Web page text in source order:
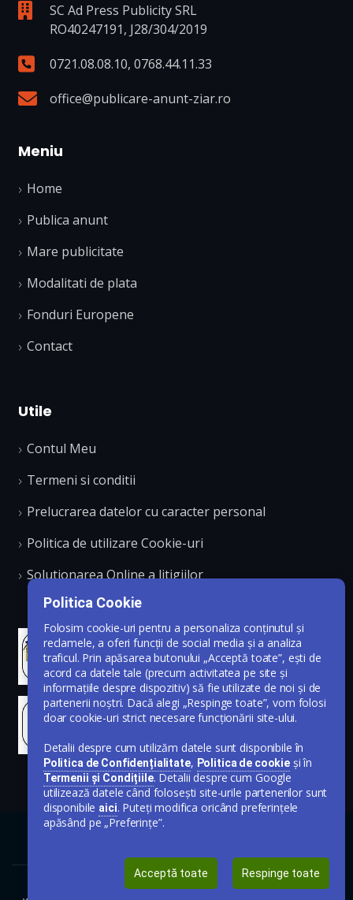
SC Ad Press Publicity SRL
RO40247191, J28/304/2019
0721.08.08.10, 0768.44.11.33
office@publicare-anunt-ziar.ro
Meniu
Home
Publica anunt
Mare publicitate
Modalitati de plata
Fonduri Europene
Contact
Utile
Contul Meu
Termeni si conditii
Prelucrarea datelor cu caracter personal
Politica de utilizare Cookie-uri
Solutionarea Online a litigiilor
Politica Cookie
Folosim cookie-uri pentru a personaliza conținutul și
reclamele, a oferi funcții de social media și a analiza
traficul. Prin apăsarea butonului „Acceptă toate”, ești de
acord ca datele tale (precum activitatea pe site și
informațiile despre dispozitiv) să fie utilizate de noi și de
partenerii noștri. Dacă alegi „Respinge toate”, vom folosi
doar cookie-uri strict necesare funcționării site-ului.
Detalii despre cum utilizăm datele sunt disponibile în
Politica de Confidențialitate, Politica de cookieși în
Termenii și Condițiile. Detalii despre cum Google
utilizează datele când folosești site-urile partenerilor sunt
disponibile aici. Puteți modifica oricând preferințele
apăsând pe „Preferințe”.
Acceptă toate Respinge toate